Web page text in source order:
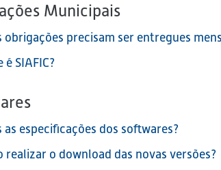
Municipais
obrigações precisam ser entregues
é SIAFIC?
as especificações dos softwares?
realizar o download das novas versões?